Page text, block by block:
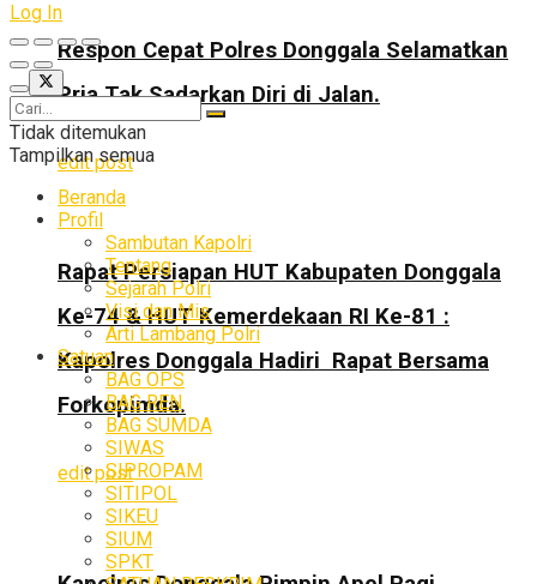
Respon Cepat Polres Donggala Selamatkan
Pria Tak Sadarkan Diri di Jalan.
edit post
Rapat Persiapan HUT Kabupaten Donggala
Ke-74 & HUT Kemerdekaan RI Ke-81 :
Kapolres Donggala Hadiri Rapat Bersama
Forkopimda.
edit post
Log In
Tidak ditemukan
Tampilkan semua
Beranda
Profil
Sambutan Kapolri
Tentang
Sejarah Polri
Visi dan Mis
Arti Lambang Polri
Satuan
BAG OPS
BAG REN
BAG SUMDA
SIWAS
SIPROPAM
SITIPOL
SIKEU
SIUM
SPKT